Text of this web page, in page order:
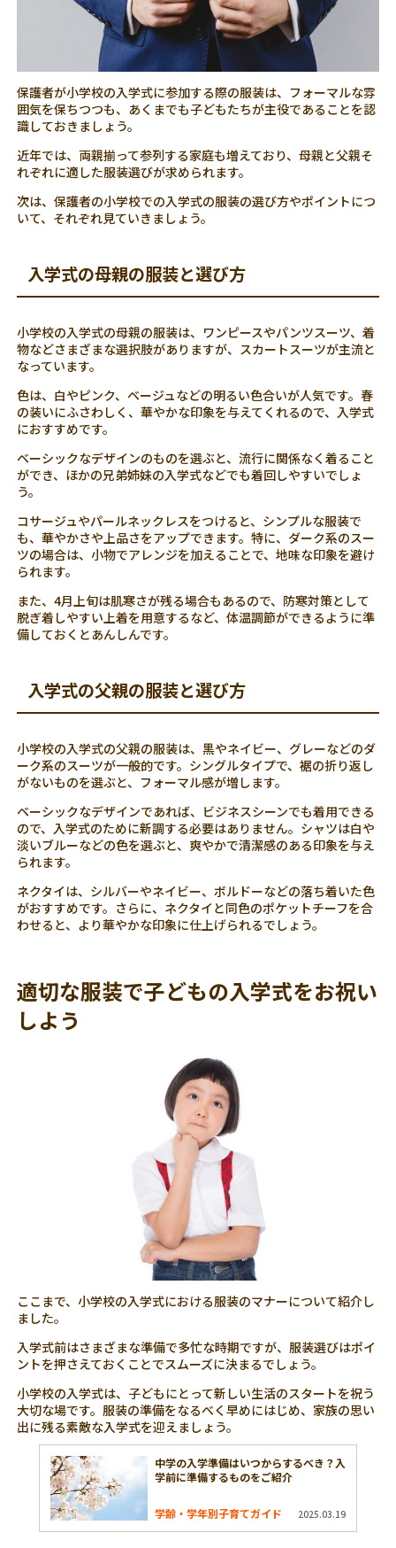
保護者が小学校の入学式に参加する際の服装は、フォーマルな雰
囲気を保ちつつも、あくまでも子どもたちが主役であることを認
識しておきましょう。
近年では、両親揃って参列する家庭も増えており、母親と父親そ
れぞれに適した服装選びが求められます。
次は、保護者の小学校での入学式の服装の選び方やポイントにつ
いて、それぞれ見ていきましょう。
入学式の母親の服装と選び方
小学校の入学式の母親の服装は、ワンピースやパンツスーツ、着
物などさまざまな選択肢がありますが、スカートスーツが主流と
なっています。
色は、白やピンク、ベージュなどの明るい色合いが人気です。春
の装いにふさわしく、華やかな印象を与えてくれるので、入学式
におすすめです。
ベーシックなデザインのものを選ぶと、流行に関係なく着ること
ができ、ほかの兄弟姉妹の入学式などでも着回しやすいでしょ
う。
コサージュやパールネックレスをつけると、シンプルな服装で
も、華やかさや上品さをアップできます。特に、ダーク系のスー
ツの場合は、小物でアレンジを加えることで、地味な印象を避け
られます。
また、4月上旬は肌寒さが残る場合もあるので、防寒対策として
脱ぎ着しやすい上着を用意するなど、体温調節ができるように準
備しておくとあんしんです。
入学式の父親の服装と選び方
小学校の入学式の父親の服装は、黒やネイビー、グレーなどのダ
ーク系のスーツが一般的です。シングルタイプで、裾の折り返し
がないものを選ぶと、フォーマル感が増します。
ベーシックなデザインであれば、ビジネスシーンでも着用できる
ので、入学式のために新調する必要はありません。シャツは白や
淡いブルーなどの色を選ぶと、爽やかで清潔感のある印象を与え
られます。
ネクタイは、シルバーやネイビー、ボルドーなどの落ち着いた色
がおすすめです。さらに、ネクタイと同色のポケットチーフを合
わせると、より華やかな印象に仕上げられるでしょう。
適切な服装で子どもの入学式をお祝い
しよう
ここまで、小学校の入学式における服装のマナーについて紹介し
ました。
入学式前はさまざまな準備で多忙な時期ですが、服装選びはポイ
ントを押さえておくことでスムーズに決まるでしょう。
小学校の入学式は、子どもにとって新しい生活のスタートを祝う
大切な場です。服装の準備をなるべく早めにはじめ、家族の思い
出に残る素敵な入学式を迎えましょう。
中学の入学準備はいつからするべき？入
学前に準備するものをご紹介
学齢・学年別子育てガイド 2025.03.19